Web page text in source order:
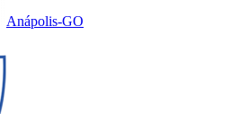
Anápolis-GO